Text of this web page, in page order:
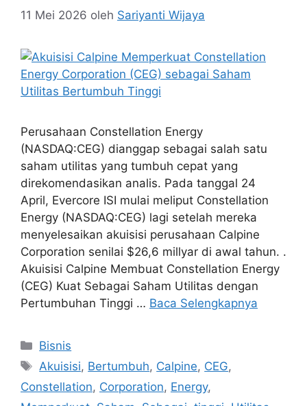
11 Mei 2026 oleh Sariyanti Wijaya
Perusahaan Constellation Energy
(NASDAQ:CEG) dianggap sebagai salah satu
saham utilitas yang tumbuh cepat yang
direkomendasikan analis. Pada tanggal 24
April, Evercore ISI mulai meliput Constellation
Energy (NASDAQ:CEG) lagi setelah mereka
menyelesaikan akuisisi perusahaan Calpine
Corporation senilai $26,6 millyar di awal tahun. .
Akuisisi Calpine Membuat Constellation Energy
(CEG) Kuat Sebagai Saham Utilitas dengan
Pertumbuhan Tinggi … Baca Selengkapnya
Kategori
Bisnis
Tag
Akuisisi, Bertumbuh, Calpine, CEG,
Constellation, Corporation, Energy,